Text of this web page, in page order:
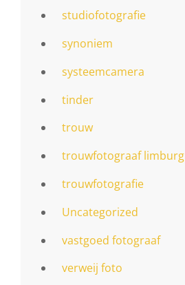
studiofotografie
synoniem
systeemcamera
tinder
trouw
trouwfotograaf limburg
trouwfotografie
Uncategorized
vastgoed fotograaf
verweij foto